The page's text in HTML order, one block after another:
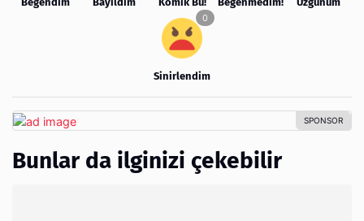
Sinirlendim
Bunlar da ilginizi çekebilir